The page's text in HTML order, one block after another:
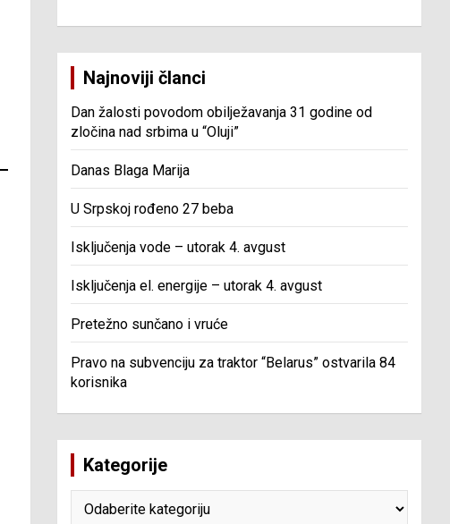
Najnoviji članci
Dan žalosti povodom obilježavanja 31 godine od
zločina nad srbima u “Oluji”
Danas Blaga Marija
U Srpskoj rođeno 27 beba
Isključenja vode – utorak 4. avgust
Isključenja el. energije – utorak 4. avgust
Pretežno sunčano i vruće
Pravo na subvenciju za traktor “Belarus” ostvarila 84
korisnika
Kategorije